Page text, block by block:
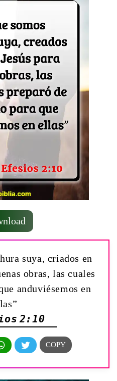
suya, criados en
obras, las cuales
anduviésemos en
2:10